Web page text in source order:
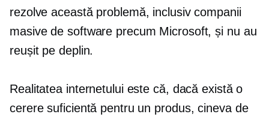
rezolve această problemă, inclusiv companii
masive de software precum Microsoft, și nu au
reușit pe deplin.
Realitatea internetului este că, dacă există o
cerere suficientă pentru un produs, cineva de